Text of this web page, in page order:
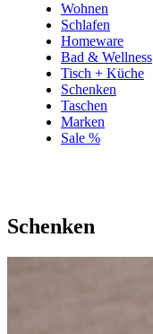
Wohnen
Schlafen
Homeware
Bad & Wellness
Tisch + Küche
Schenken
Taschen
Marken
Sale %
Schenken